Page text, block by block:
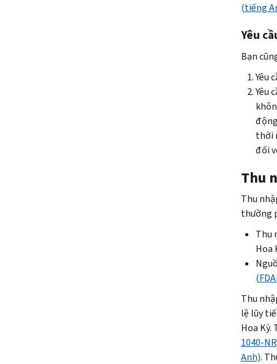
(tiếng
Yêu
Bạn
Yêu
Yêu
thời
đối
Thu
Thu
thường
Thu
Hoa
Thu
lệ lũy
Hoa
1040-
Anh).